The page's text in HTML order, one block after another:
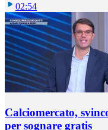
02:54
Calciomercato,
per sognare gratis